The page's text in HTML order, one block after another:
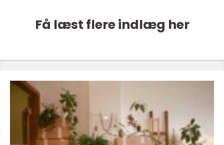
Få læst flere indlæg her